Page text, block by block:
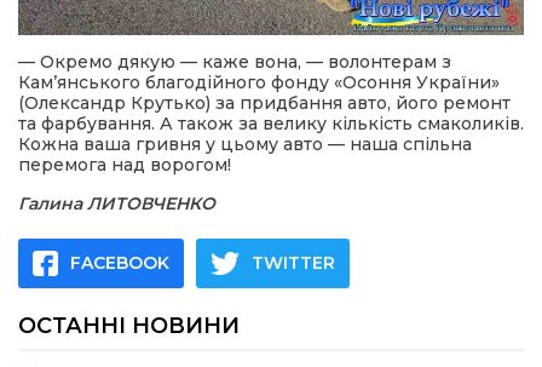
— Окремо дякую — каже вона, — волонтерам з
Кам’янського благодійного фонду «Осоння України»
(Олександр Крутько) за придбання авто, його ремонт
та фарбування. А також за велику кількість смаколиків.
Кожна ваша гривня у цьому авто — наша спільна
перемога над ворогом!
Галина ЛИТОВЧЕНКО
FACEBOOK TWITTER
ОСТАННІ НОВИНИ